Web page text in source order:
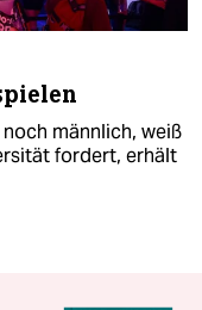
männlich, weiß
fordert, erhält